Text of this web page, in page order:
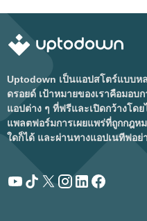
Uptodown เป็นแอปสโตร์แบบ
ดรอยด์ เป้าหมายของเราคือมอ
แอปต่าง ๆ ที่ฟรีและเปิดกว้างโด
แพลตฟอร์มการเผยแพร่ที่ถูกกฎห
ใดก็ได้ และผ่านทางแอปเนทีฟอย่